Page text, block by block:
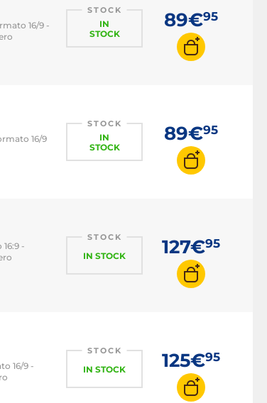
16/9 -
STOCK
IN
STOCK
89€95
16/9
STOCK
IN
STOCK
89€95
-
STOCK
IN STOCK 127€95
16/9 -
STOCK
IN STOCK 125€95